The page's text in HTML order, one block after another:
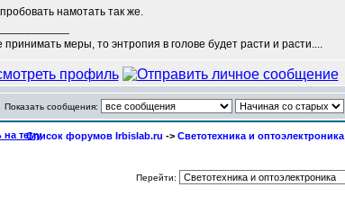
намотать так же.
принимать меры, то энтропия в голове будет расти и расти....
Показать сообщения:
Список форумов Irbislab.ru -> Светотехника и оптоэлектроника
Перейти: